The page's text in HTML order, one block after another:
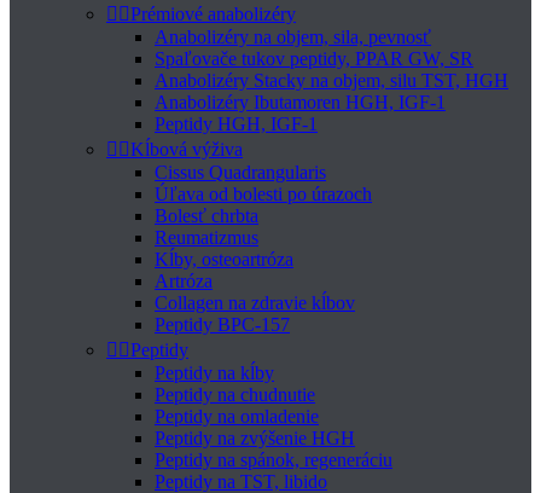
 Prémiové anabolizéry
Anabolizéry na objem, sila, pevnosť
Spaľovače tukov peptidy, PPAR GW, SR
Anabolizéry Stacky na objem, silu TST, HGH
Anabolizéry Ibutamoren HGH, IGF-1
Peptidy HGH, IGF-1
 Kĺbová výživa
Cissus Quadrangularis
Úľava od bolesti po úrazoch
Bolesť chrbta
Reumatizmus
Kĺby, osteoartróza
Artróza
Collagen na zdravie kĺbov
Peptidy BPC-157
 Peptidy
Peptidy na kĺby
Peptidy na chudnutie
Peptidy na omladenie
Peptidy na zvýšenie HGH
Peptidy na spánok, regeneráciu
Peptidy na TST, libido